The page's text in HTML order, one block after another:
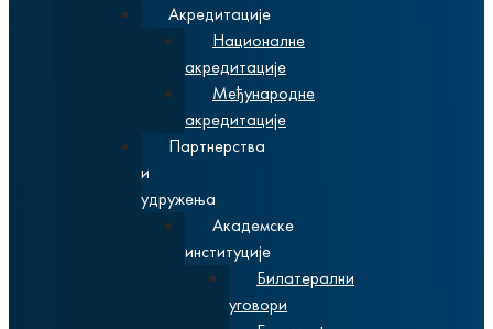
Акредитације
Националне
акредитације
Међународне
акредитације
Партнерства
и
удружења
Академске
институције
Билатерални
уговори